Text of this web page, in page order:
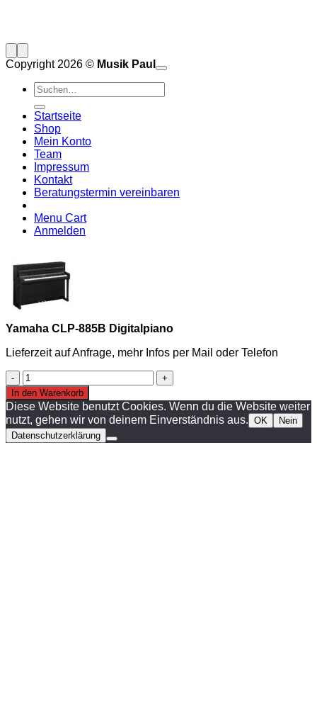
Copyright 2026 © Musik Paul
Suchen
nach:
Startseite
Shop
Mein Konto
Team
Impressum
Kontakt
Beratungstermin vereinbaren
Menu Cart
Anmelden
Yamaha CLP-885B Digitalpiano
Lieferzeit auf Anfrage, mehr Infos per Mail oder Telefon
Yamaha
CLP-
885B
Digitalpiano
Menge
In den Warenkorb
Diese Website benutzt Cookies. Wenn du die Website weiter
nutzt, gehen wir von deinem Einverständnis aus. OK
Nein
Datenschutzerklärung